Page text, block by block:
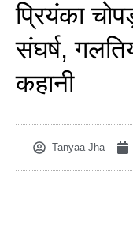
प्रियंका
संघर्ष,
कहानी
Tanyaa Jha